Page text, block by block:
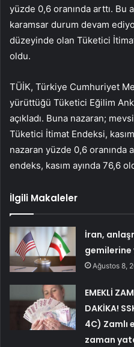
yüzde 0,6 oranında arttı. Bu
karamsar durum devam
düzeyinde olan Tüketici
oldu.
TÜİK, Türkiye Cumhuriyet
yürüttüğü Tüketici Eğilim
açıkladı. Buna nazaran;
Tüketici İtimat Endeksi,
nazaran yüzde 0,6 oranında
endeks, kasım ayında 76,6
İlgili Makaleler
İran,
Ağustos 8,
EMEKLİ
DAKİKA!
4C) Zamlı
zaman